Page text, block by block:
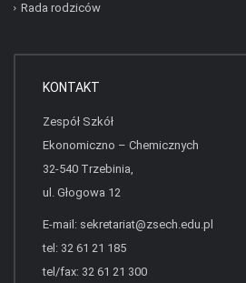
Rada rodziców
KONTAKT
Zespół Szkół
Ekonomiczno – Chemicznych
32-540 Trzebinia,
ul. Głogowa 12
E-mail: sekretariat@zsech.edu.pl
tel: 32 61 21 185
tel/fax: 32 61 21 300